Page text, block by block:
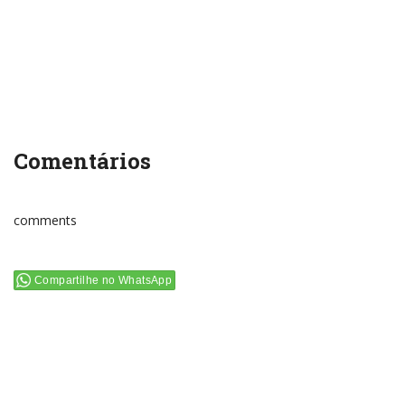
Comentários
comments
Compartilhe no WhatsApp